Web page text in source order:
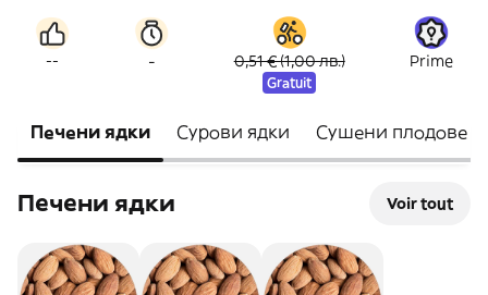
-- - 0,51 € (1,00 лв.)
Gratuit
Prime
Печени ядки Сурови ядки Сушени плодове
Печени ядки Voir tout